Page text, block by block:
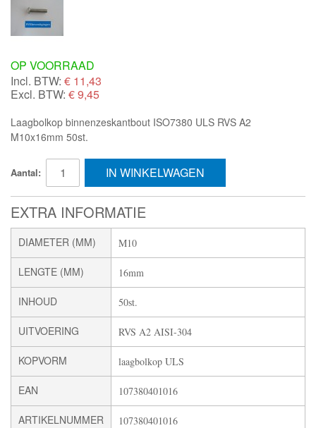
OP VOORRAAD
Incl. BTW: € 11,43
Excl. BTW: € 9,45
Laagbolkop binnenzeskantbout ISO7380 ULS RVS A2
M10x16mm 50st.
Aantal: IN WINKELWAGEN
EXTRA INFORMATIE
DIAMETER (MM) M10
LENGTE (MM) 16mm
INHOUD 50st.
UITVOERING RVS A2 AISI-304
KOPVORM laagbolkop ULS
EAN 107380401016
ARTIKELNUMMER 107380401016